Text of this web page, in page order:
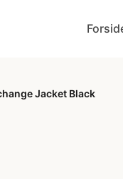
Jacket Black